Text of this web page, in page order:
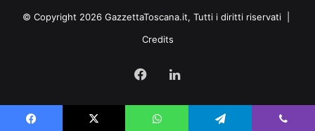
© Copyright 2026 GazzettaToscana.it, Tutti i diritti riservati |
Credits
FacebookLinkedIn